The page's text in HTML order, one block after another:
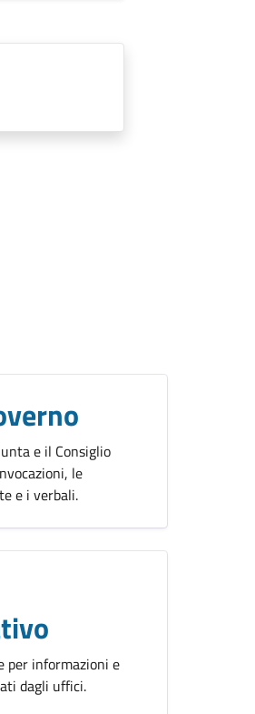
e il Consiglio
le
e i verbali.
per informazioni e
dagli uffici.